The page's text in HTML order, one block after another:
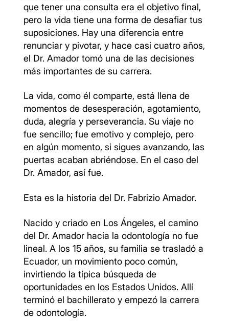
que tener una consulta era el objetivo final,
pero la vida tiene una forma de desafiar tus
suposiciones. Hay una diferencia entre
renunciar y pivotar, y hace casi cuatro años,
el Dr. Amador tomó una de las decisiones
más importantes de su carrera.
La vida, como él comparte, está llena de
momentos de desesperación, agotamiento,
duda, alegría y perseverancia. Su viaje no
fue sencillo; fue emotivo y complejo, pero
en algún momento, si sigues avanzando, las
puertas acaban abriéndose. En el caso del
Dr. Amador, así fue.
Esta es la historia del Dr. Fabrizio Amador.
Nacido y criado en Los Ángeles, el camino
del Dr. Amador hacia la odontología no fue
lineal. A los 15 años, su familia se trasladó a
Ecuador, un movimiento poco común,
invirtiendo la típica búsqueda de
oportunidades en los Estados Unidos. Allí
terminó el bachillerato y empezó la carrera
de odontología.